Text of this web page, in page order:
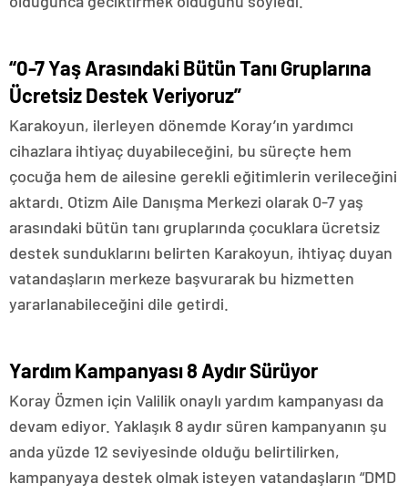
“0-7 Yaş Arasındaki Bütün Tanı Gruplarına
Ücretsiz Destek Veriyoruz”
Karakoyun, ilerleyen dönemde Koray’ın yardımcı
cihazlara ihtiyaç duyabileceğini, bu süreçte hem
çocuğa hem de ailesine gerekli eğitimlerin verileceğini
aktardı. Otizm Aile Danışma Merkezi olarak 0-7 yaş
arasındaki bütün tanı gruplarında çocuklara ücretsiz
destek sunduklarını belirten Karakoyun, ihtiyaç duyan
vatandaşların merkeze başvurarak bu hizmetten
yararlanabileceğini dile getirdi.
Yardım Kampanyası 8 Aydır Sürüyor
Koray Özmen için Valilik onaylı yardım kampanyası da
devam ediyor. Yaklaşık 8 aydır süren kampanyanın şu
anda yüzde 12 seviyesinde olduğu belirtilirken,
kampanyaya destek olmak isteyen vatandaşların “DMD